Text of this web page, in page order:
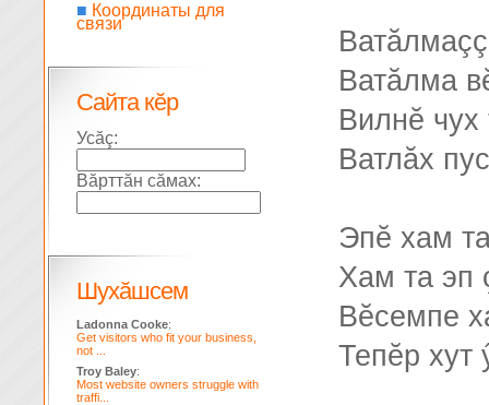
Ватăлма
Вилнĕ
Ватлăх
Эпĕ хам
Хам та эп
Вĕсемпе
Тепĕр хут
■ Координаты для
связи
Сайта кĕр
Усăç:
Вăрттăн сăмах:
Шухăшсем
Ladonna Cooke:
Get visitors who fit your business,
not ...
Troy Baley:
Most website owners struggle with
traffi...